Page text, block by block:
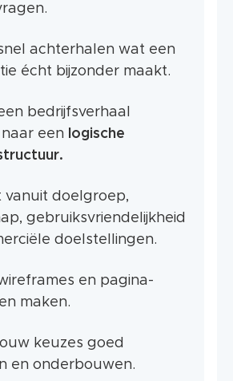
achterhalen wat een
écht bijzonder maakt.
bedrijfsverhaal
een
logische
vanuit doelgroep,
gebruiksvriendelijkheid
doelstellingen.
en pagina-
maken.
keuzes goed
en onderbouwen.